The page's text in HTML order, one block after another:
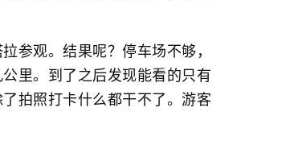
参观。结果呢？停车场不够，
里。到了之后发现能看的只有
拍照打卡什么都干不了。游客